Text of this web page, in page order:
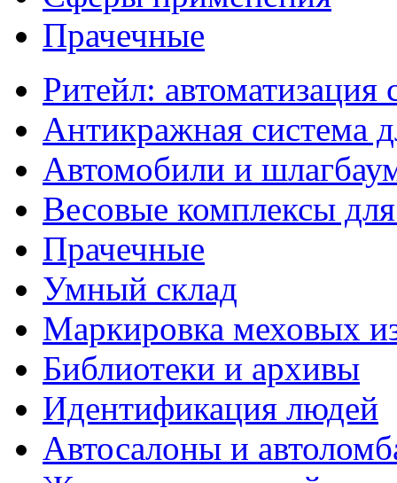
Прачечные
Ритейл: автоматизация
Антикражная система
Автомобили и
Весовые комплексы
Прачечные
Умный склад
Маркировка меховых
Библиотеки и архивы
Идентификация людей
Автосалоны и